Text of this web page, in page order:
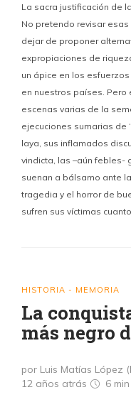
La sacra justificación de
No pretendo revisar
dejar de proponer
expropiaciones de
un ápice en los
en nuestros países.
escenas varias de la
ejecuciones sumarias de
laya, sus inflamados
vindicta, las –aún febles-
suenan a bálsamo ante
tragedia y el horror de
sufren sus víctimas
HISTORIA - MEMORIA
La
más negro
por Luis Matías López
12 años atrás
6 min